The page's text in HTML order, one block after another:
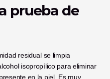
prueba de
residual se limpia
isopropílico para eliminar
en la piel. Es muy